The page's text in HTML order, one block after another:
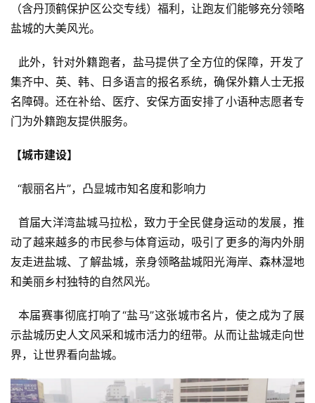
（含丹顶鹤保护区公交专线）福利，让跑友们能够充分领略
盐城的大美风光。
此外，针对外籍跑者，盐马提供了全方位的保障，开发了
集齐中、英、韩、日多语言的报名系统，确保外籍人士无报
名障碍。还在补给、医疗、安保方面安排了小语种志愿者专
门为外籍跑友提供服务。
【城市建设】
“靓丽名片”，凸显城市知名度和影响力
首届大洋湾盐城马拉松，致力于全民健身运动的发展，推
动了越来越多的市民参与体育运动，吸引了更多的海内外朋
友走进盐城、了解盐城，亲身领略盐城阳光海岸、森林湿地
和美丽乡村独特的自然风光。
本届赛事彻底打响了“盐马”这张城市名片，使之成为了展
示盐城历史人文风采和城市活力的纽带。从而让盐城走向世
界，让世界看向盐城。